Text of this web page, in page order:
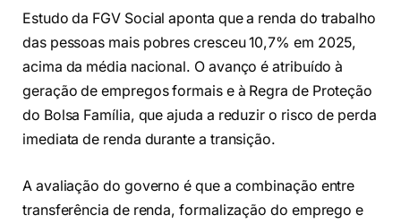
Estudo da FGV Social aponta que a renda do trabalho
das pessoas mais pobres cresceu 10,7% em 2025,
acima da média nacional. O avanço é atribuído à
geração de empregos formais e à Regra de Proteção
do Bolsa Família, que ajuda a reduzir o risco de perda
imediata de renda durante a transição.
A avaliação do governo é que a combinação entre
transferência de renda, formalização do emprego e